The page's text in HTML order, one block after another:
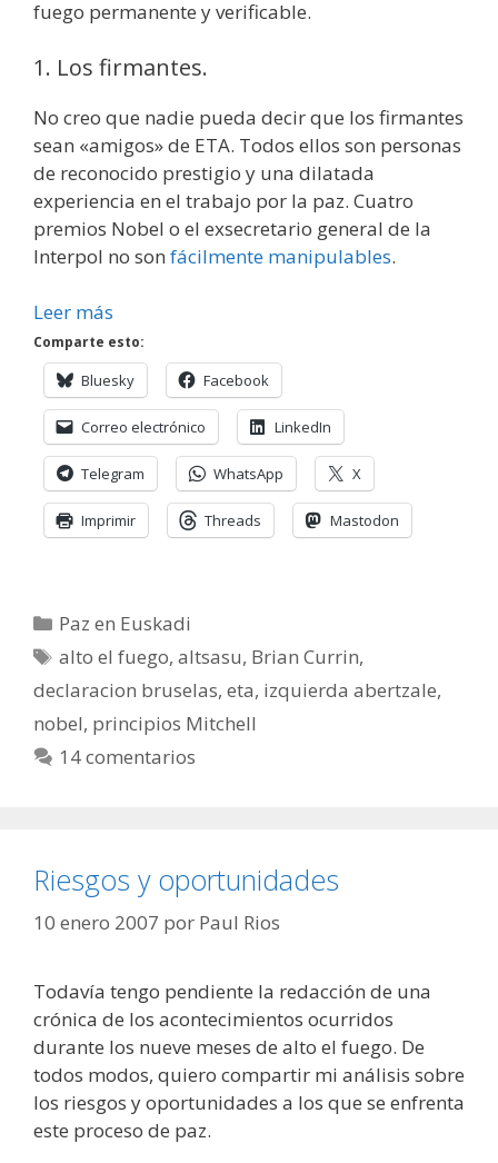
fuego permanente y verificable.
1. Los firmantes.
No creo que nadie pueda decir que los firmantes
sean «amigos» de ETA. Todos ellos son personas
de reconocido prestigio y una dilatada
experiencia en el trabajo por la paz. Cuatro
premios Nobel o el exsecretario general de la
Interpol no son fácilmente manipulables.
Leer más
Comparte esto:
Bluesky Facebook
Correo electrónico LinkedIn
Telegram WhatsApp X
Imprimir Threads Mastodon
Categorías
Paz en Euskadi
Etiquetas
alto el fuego,altsasu, Brian Currin,
declaracion bruselas, eta, izquierda abertzale,
nobel, principios Mitchell
14 comentarios
Riesgos y oportunidades
10 enero 2007 por Paul Rios
Todavía tengo pendiente la redacción de una
crónica de los acontecimientos ocurridos
durante los nueve meses de alto el fuego. De
todos modos, quiero compartir mi análisis sobre
los riesgos y oportunidades a los que se enfrenta
este proceso de paz.